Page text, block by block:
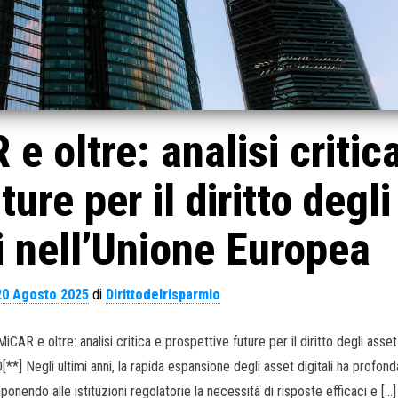
e oltre: analisi
per il diritto degli
Europea
Agosto 2025di Dirittodelrisparmio
e oltre: analisi critica e prospettive future per il diritto degli
Negli ultimi anni, la rapida espansione degli asset digitali ha
alle istituzioni regolatorie la necessità di risposte efficaci e […]